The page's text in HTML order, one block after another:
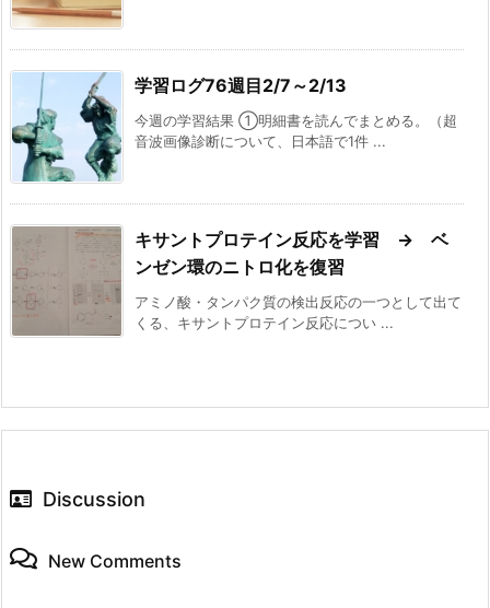
学習ログ76週目2/7～2/13
今週の学習結果 ①明細書を読んでまとめる。（超
音波画像診断について、日本語で1件 ...
キサントプロテイン反応を学習 → ベ
ンゼン環のニトロ化を復習
アミノ酸・タンパク質の検出反応の一つとして出て
くる、キサントプロテイン反応につい ...
Discussion
New Comments